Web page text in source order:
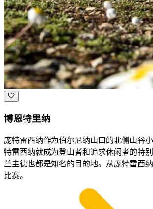
博恩特里纳
庞特雷西纳作为伯尔尼纳山口的北侧山谷
特雷西纳就成为登山者和追求休闲者的特
兰圭德也都是知名的目的地。从庞特雷西
比赛。